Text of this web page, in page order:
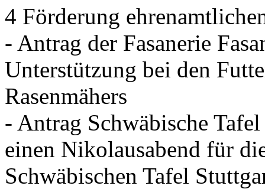
4 Förderung
- Antrag der Fasanerie
Unterstützung bei den
Rasenmähers
- Antrag Schwäbische
einen Nikolausabend für
Schwäbischen Tafel